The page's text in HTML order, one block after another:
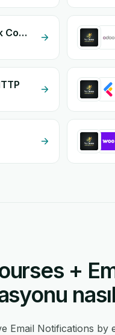
Mazacourses + Facebook Comments
+
nasıl
Email Notifications by